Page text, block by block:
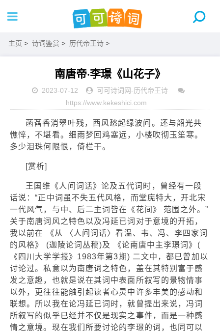
主页 > 诗词鉴赏 > 历代帝王诗 >
南唐帝·李璟《山花子》
2023-07-12 可可诗词网-历代帝王诗
https://www.kekeshici.com
菡萏香消翠叶残，西风愁起绿波间。还与韶光共
憔悴，不堪看。细雨梦回鸡塞远，小楼吹彻玉笙寒。
多少泪珠何限恨，倚栏干。
[赏析]
王国维《人间词话》论及五代词时，曾经有一段
话说：“正中词虽不失五代风格，而堂庑特大，开北宋
一代风气，与中、后二主词皆在《花间》 范围之外。”
关于南唐词风之特色以及冯延已词对于意境的开拓，
我以前在 《从 〈人间词话〉看温、韦、冯、李四家词
的风格》 (迦陵论词丛稿)及 《论南唐中主李璟词》(
《四川大学学报》1983年第3期) 二文中，都已曾加以
讨论过。私意以为南唐词之特色，盖在其特别富于感
发之意趣，也就是说在其词中表面所叙写的景物情事
以外，更往往能触引起读者心灵中许多丰美的感动和
联想。所以我在论冯延已词时，就曾提出来说，冯词
所叙写的似乎已经并不仅是现实之事件，而是一种感
情之意境。现在我们所要讨论的李璟的词，也同可以